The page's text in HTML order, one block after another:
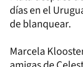
días en el
de blanquear.
Marcela